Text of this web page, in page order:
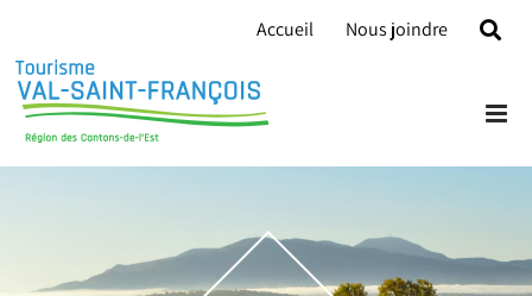
content
Accueil Nous joindre